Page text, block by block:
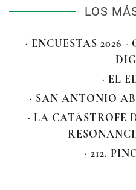
LOS
· ENCUESTAS 2026
· EL
· SAN ANTONIO
· LA CATÁSTROFE
· 212.